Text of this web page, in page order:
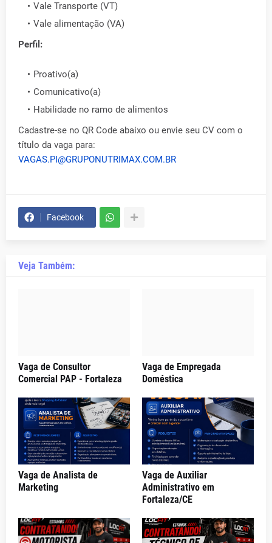
Vale Transporte (VT)
Vale alimentação (VA)
Perfil:
Proativo(a)
Comunicativo(a)
Habilidade no ramo de alimentos
Cadastre-se no QR Code abaixo ou envie seu CV com o
título da vaga para:
VAGAS.PI@GRUPONUTRIMAX.COM.BR
Facebook
Veja Também:
Vaga de Consultor
Comercial PAP - Fortaleza
Vaga de Empregada
Doméstica
Vaga de Analista de
Marketing
Vaga de Auxiliar
Administrativo em
Fortaleza/CE